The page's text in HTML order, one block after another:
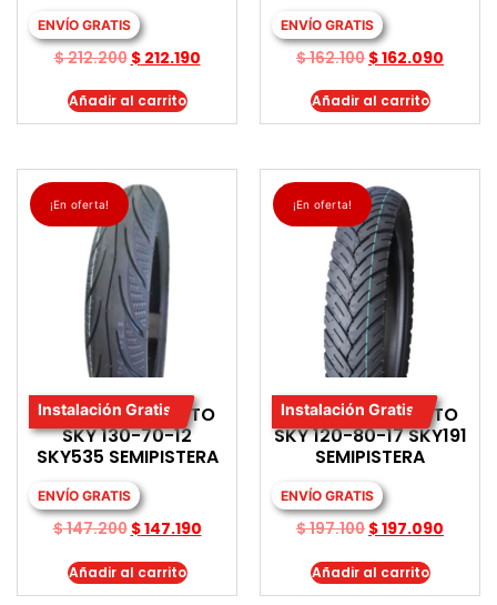
ENVÍO GRATIS
$212.200 $212.190
Añadir al carrito
ENVÍO GRATIS
$162.100 $162.090
Añadir al carrito
¡En oferta!
Instalación Gratis
LLANTA PARA MOTO
SKY 130-70-12
SKY535 SEMIPISTERA
ENVÍO GRATIS
$147.200 $147.190
Añadir al carrito
¡En oferta!
Instalación Gratis
LLANTA PARA MOTO
SKY 120-80-17 SKY191
SEMIPISTERA
ENVÍO GRATIS
$197.100 $197.090
Añadir al carrito